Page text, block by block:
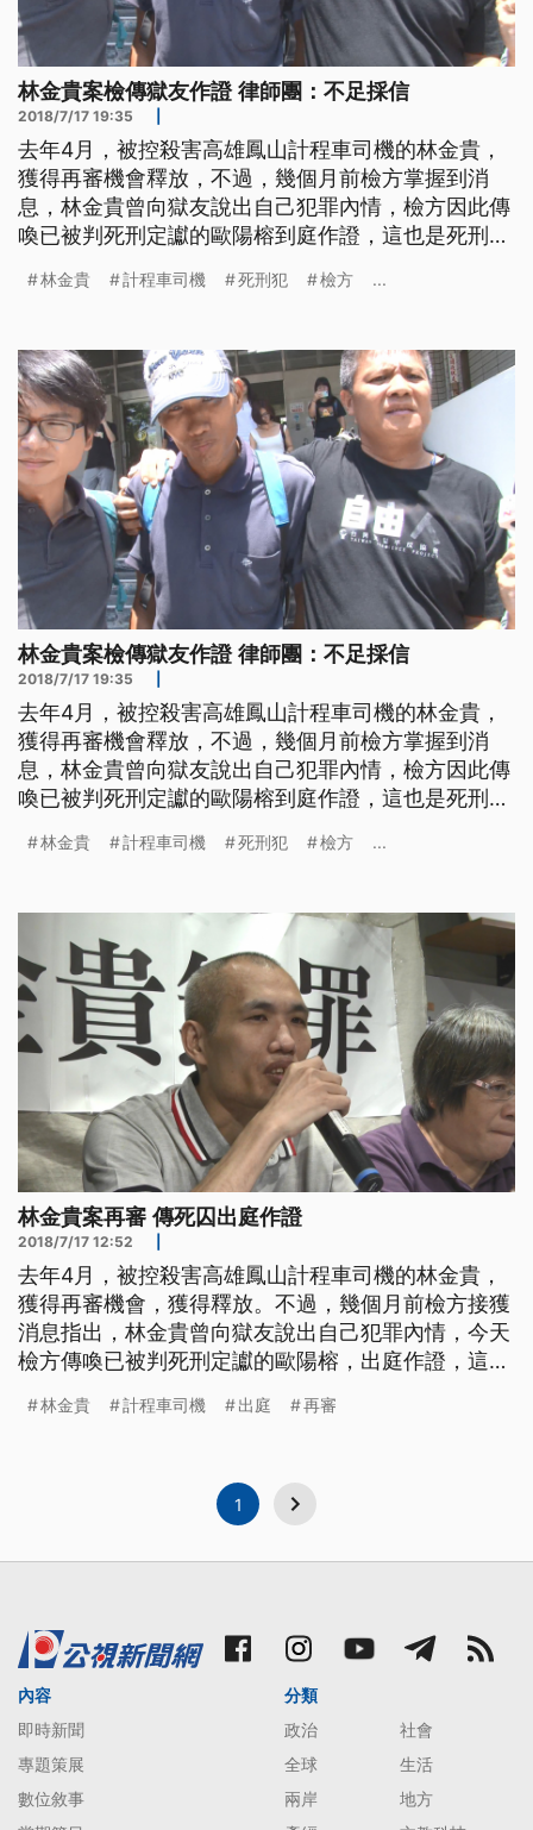
林金貴案檢傳獄友作證 律師團：不足採信
2018/7/17 19:35
去年4月，被控殺害高雄鳳山計程車司機的林金貴，
獲得再審機會釋放，不過，幾個月前檢方掌握到消
息，林金貴曾向獄友說出自己犯罪內情，檢方因此傳
喚已被判死刑定讞的歐陽榕到庭作證，這也是死刑犯
在法警前後戒護下，身穿白色上衣的歐陽榕步入準備
是台灣司法史上第二次提訊死刑犯出庭作證。 現年
62歲的歐陽榕，曾擔任永豐餘造紙
林金貴 計程車司機 死刑犯 檢方 ...
林金貴案檢傳獄友作證 律師團：不足採信
2018/7/17 19:35
去年4月，被控殺害高雄鳳山計程車司機的林金貴，
獲得再審機會釋放，不過，幾個月前檢方掌握到消
息，林金貴曾向獄友說出自己犯罪內情，檢方因此傳
喚已被判死刑定讞的歐陽榕到庭作證，這也是死刑犯
在法警前後戒護下，身穿白色上衣的歐陽榕步入準備
是台灣司法史上第二次提訊死刑犯出庭作證。 現年
62歲的歐陽榕，曾擔任永豐餘造紙
林金貴 計程車司機 死刑犯 檢方 ...
林金貴案再審 傳死囚出庭作證
2018/7/17 12:52
去年4月，被控殺害高雄鳳山計程車司機的林金貴，
獲得再審機會，獲得釋放。不過，幾個月前檢方接獲
消息指出，林金貴曾向獄友說出自己犯罪內情，今天
檢方傳喚已被判死刑定讞的歐陽榕，出庭作證，這也
榕，曾是永豐餘加工處副處長。2003年投資失利，
歐陽榕，和11年前被控
林金貴 計程車司機 出庭 再審
1
內容
即時新聞
專題策展
數位敘事
分類
政治
社會
全球
生活
兩岸
地方